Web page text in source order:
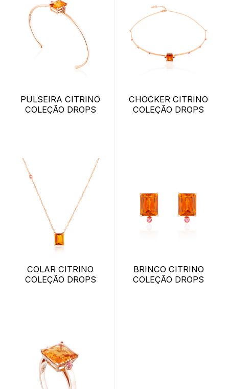
PULSEIRA CITRINO
COLEÇÃO DROPS
CHOCKER CITRINO
COLEÇÃO DROPS
COLAR CITRINO
COLEÇÃO DROPS
BRINCO CITRINO
COLEÇÃO DROPS